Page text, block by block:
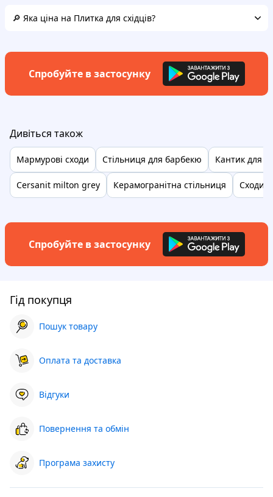
🔎 Яка ціна на Плитка для східців?
Спробуйте в застосунку
Дивіться також
Мармурові сходи Стільниця для барбекю Кантик для
Cersanit milton grey Керамогранітна стільниця Сходи
Спробуйте в застосунку
Гід покупця
Пошук товару
Оплата та доставка
Відгуки
Повернення та обмін
Програма захисту